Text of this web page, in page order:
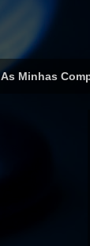
As Minhas